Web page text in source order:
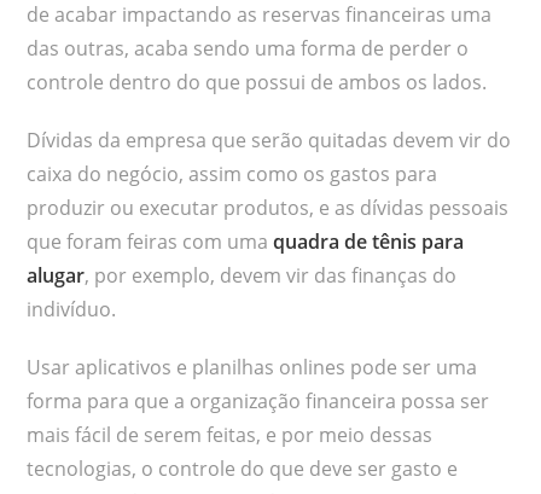
de acabar impactando as reservas financeiras uma
das outras, acaba sendo uma forma de perder o
controle dentro do que possui de ambos os lados.
Dívidas da empresa que serão quitadas devem vir do
caixa do negócio, assim como os gastos para
produzir ou executar produtos, e as dívidas pessoais
que foram feiras com umaquadra de tênis para
alugar, por exemplo, devem vir das finanças do
indivíduo.
Usar aplicativos e planilhas onlines pode ser uma
forma para que a organização financeira possa ser
mais fácil de serem feitas, e por meio dessas
tecnologias, o controle do que deve ser gasto e